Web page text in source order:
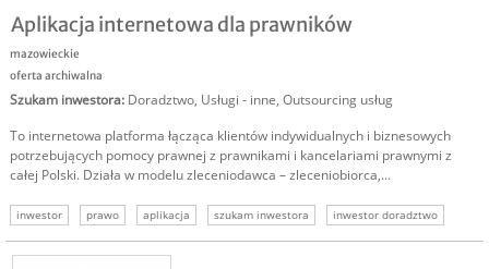
Aplikacja internetowa dla prawników
mazowieckie
oferta archiwalna
Szukam inwestora: Doradztwo, Usługi - inne, Outsourcing usług
To internetowa platforma łącząca klientów indywidualnych i biznesowych
potrzebujących pomocy prawnej z prawnikami i kancelariami prawnymi z
całej Polski. Działa w modelu zleceniodawca – zleceniobiorca,...
inwestor prawo aplikacja szukam inwestora inwestor doradztwo